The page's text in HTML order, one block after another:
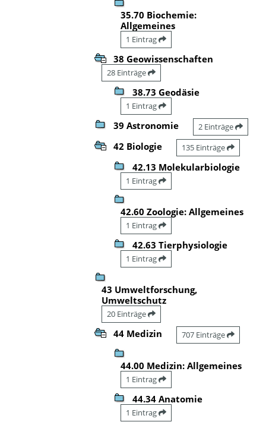
35.70 Biochemie:
Allgemeines
1 Eintrag
38 Geowissenschaften
28 Einträge
38.73 Geodäsie
1 Eintrag
39 Astronomie 2 Einträge
42 Biologie 135 Einträge
42.13 Molekularbiologie
1 Eintrag
42.60 Zoologie: Allgemeines
1 Eintrag
42.63 Tierphysiologie
1 Eintrag
43 Umweltforschung,
Umweltschutz
20 Einträge
44 Medizin 707 Einträge
44.00 Medizin: Allgemeines
1 Eintrag
44.34 Anatomie
1 Eintrag